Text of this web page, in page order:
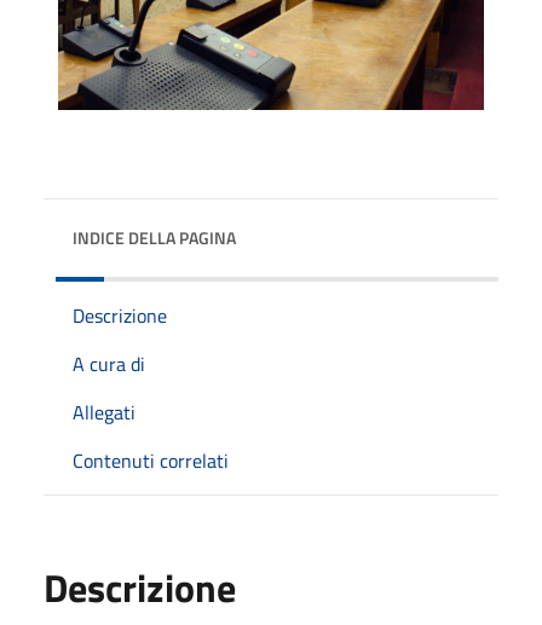
INDICE DELLA PAGINA
Descrizione
A cura di
Allegati
Contenuti correlati
Descrizione